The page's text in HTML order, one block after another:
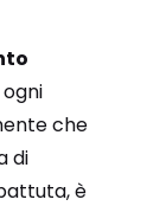
che
di
è